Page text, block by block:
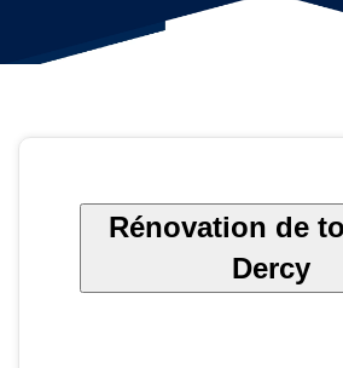
Rénovation de
Dercy